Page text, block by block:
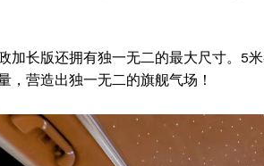
加长版还拥有独一无二的最大尺寸。5
，营造出独一无二的旗舰气场！